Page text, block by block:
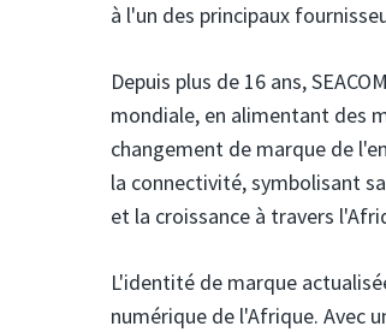
à l'un des principaux
Depuis plus de 16 ans,
mondiale, en alimentant des
changement de marque de
la connectivité, symbolisant
et la croissance à travers
L'identité de marque
numérique de l'Afrique. Avec